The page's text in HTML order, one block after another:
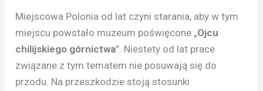
Miejscowa Polonia od lat czyni starania, aby w tym
miejscu powstało muzeum poświęcone „Ojcu
chilijskiego górnictwa”. Niestety od lat prace
związane z tym tematem nie posuwają się do
przodu. Na przeszkodzie stoją stosunki